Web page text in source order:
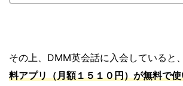
その上、DMM英会話に入会していると、
料アプリ（月額１５１０円）が無料で